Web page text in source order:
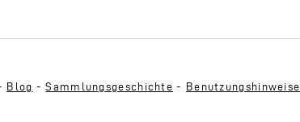
Blog -Sammlungsgeschichte - Benutzungshinweise